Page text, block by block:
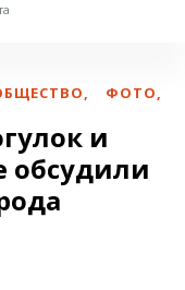
, ФОТО,
и
обсудили